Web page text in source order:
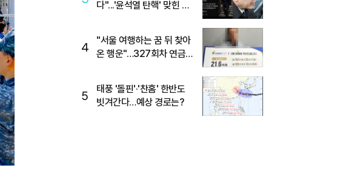
다"...'윤석열 탄핵' 맞힌 무
4
"서울 여행하는 꿈 뒤 찾아
온 행운"…327회차 연금
5
태풍 '돌핀'·'찬홈' 한반도
빗겨간다…예상 경로는?